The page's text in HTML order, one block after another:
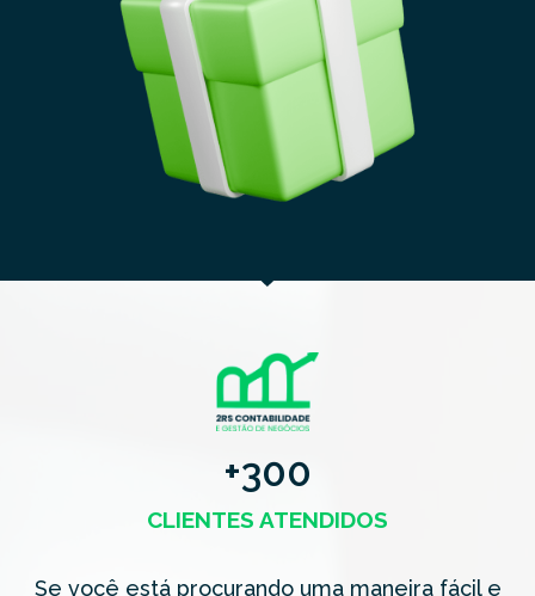
+300
CLIENTES ATENDIDOS
Se você está procurando uma maneira fácil e